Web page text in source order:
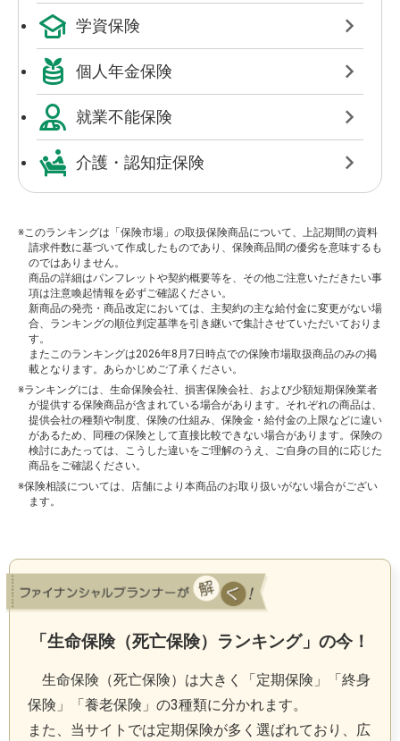
学資保険
個人年金保険
就業不能保険
介護・認知症保険
※このランキングは「保険市場」の取扱保険商品について、上記期間の資料
請求件数に基づいて作成したものであり、保険商品間の優劣を意味するも
のではありません。
商品の詳細はパンフレットや契約概要等を、その他ご注意いただきたい事
項は注意喚起情報を必ずご確認ください。
新商品の発売・商品改定においては、主契約の主な給付金に変更がない場
合、ランキングの順位判定基準を引き継いで集計させていただいておりま
す。
またこのランキングは2026年8月7日時点での保険市場取扱商品のみの掲
載となります。あらかじめご了承ください。
※ランキングには、生命保険会社、損害保険会社、および少額短期保険業者
が提供する保険商品が含まれている場合があります。それぞれの商品は、
提供会社の種類や制度、保険の仕組み、保険金・給付金の上限などに違い
があるため、同種の保険として直接比較できない場合があります。保険の
検討にあたっては、こうした違いをご理解のうえ、ご自身の目的に応じた
商品をご確認ください。
※保険相談については、店舗により本商品のお取り扱いがない場合がござい
ます。
「生命保険（死亡保険）ランキング」の今！
生命保険（死亡保険）は大きく「定期保険」「終身
保険」「養老保険」の3種類に分かれます。
また、当サイトでは定期保険が多く選ばれており、広